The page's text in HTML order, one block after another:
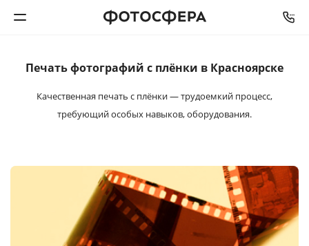
Печать фото
Интерьерная печать
Печать фотографий с плёнки в Красноярске
Качественная печать с плёнки — трудоемкий процесс,
требующий особых навыков, оборудования.